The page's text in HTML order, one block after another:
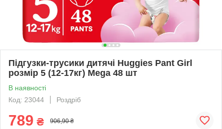
Підгузки-трусики дитячі Huggies Pant Girl
розмір 5 (12-17кг) Mega 48 шт
В наявності
Код: 23044
Роздріб
789 ₴ 906,90 ₴